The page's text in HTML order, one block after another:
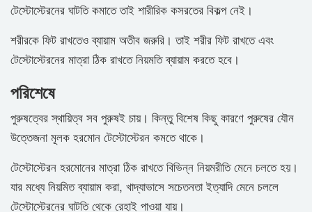
টেস্টোস্টেরনের ঘাটতি কমাতে তাই শারীরিক কসরতের বিকল্প নেই।
শরীরকে ফিট রাখতেও ব্যায়াম অতীব জরুরি। তাই শরীর ফিট রাখতে এবং
টেস্টোস্টেরনের মাত্রা ঠিক রাখতে নিয়মতি ব্যায়াম করতে হবে।
পরিশেষে
পুরুষত্বের স্থায়িত্ব সব পুরুষই চায়। কিন্তু বিশেষ কিছু কারণে পুরুষের যৌন
উত্তেজনা মূলক হরমোন টেস্টোস্টেরন কমতে থাকে।
টেস্টোস্টেরন হরমোনের মাত্রা ঠিক রাখতে বিভিন্ন নিয়মরীতি মেনে চলতে হয়।
যার মধ্যে নিয়মিত ব্যায়াম করা, খাদ্যাভাসে সচেতনতা ইত্যাদি মেনে চললে
টেস্টোস্টেরনের ঘাটতি থেকে রেহাই পাওয়া যায়।